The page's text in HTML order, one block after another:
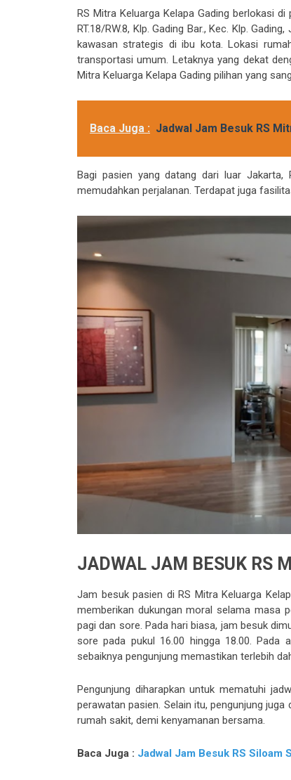
RS Mitra Keluarga Kelapa Gading berlokasi
RT.18/RW.8, Klp. Gading Bar., Kec. Klp.
kawasan strategis di ibu kota. Lokasi
transportasi umum. Letaknya yang dekat
Mitra Keluarga Kelapa Gading pilihan yang
Baca Juga : Jadwal Jam Besuk RS
Bagi pasien yang datang dari luar Jakarta,
memudahkan perjalanan. Terdapat juga
JADWAL JAM BESUK RS
Jam besuk pasien di RS Mitra Keluarga
memberikan dukungan moral selama masa
pagi dan sore. Pada hari biasa, jam besuk
sore pada pukul 16.00 hingga 18.00. Pada
sebaiknya pengunjung memastikan terlebih
Pengunjung diharapkan untuk mematuhi
perawatan pasien. Selain itu, pengunjung
rumah sakit, demi kenyamanan bersama.
Baca Juga : Jadwal Jam Besuk RS Siloam